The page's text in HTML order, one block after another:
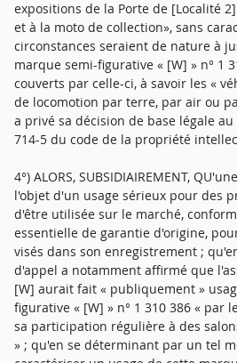
expositions de la Porte de [Localité
et à la moto de collection», sans
circonstances seraient de nature à
marque semi-figurative « [W] » n° 1
couverts par celle-ci, à savoir les «
de locomotion par terre, par air ou
a privé sa décision de base légale
714-5 du code de la propriété
4°) ALORS, SUBSIDIAIREMENT,
l'objet d'un usage sérieux pour des
d'être utilisée sur le marché,
essentielle de garantie d'origine,
visés dans son enregistrement ;
d'appel a notamment affirmé que
[W] aurait fait « publiquement »
figurative « [W] » n° 1 310 386 « par
sa participation régulière à des
» ; qu'en se déterminant par un tel